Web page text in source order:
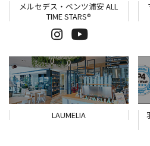
メルセデス・ベンツ浦安 ALL
TIME STARS®
LAUMELIA